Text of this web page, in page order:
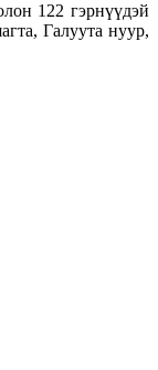
122 гэрнүүдэй
Галуута нуур,